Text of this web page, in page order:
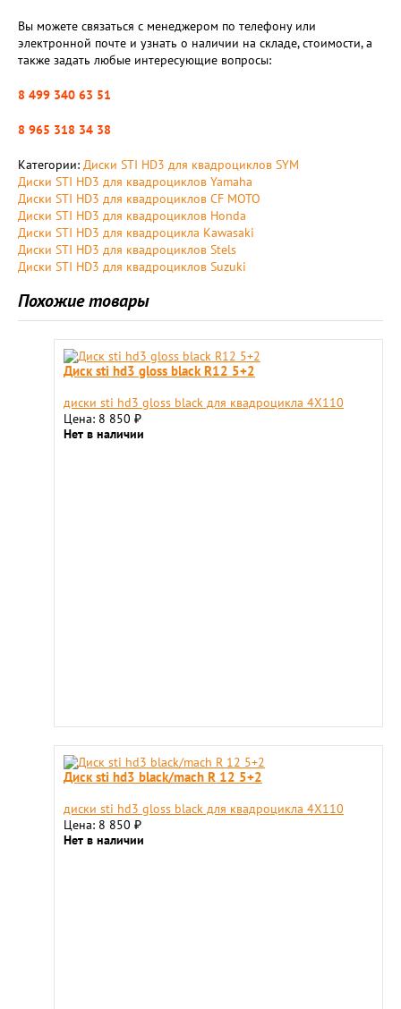
Вы можете связаться с менеджером по телефону или
электронной почте и узнать о наличии на складе, стоимости, а
также задать любые интересующие вопросы:
8 499 340 63 51
8 965 318 34 38
Категории: Диски STI HD3 для квадроциклов SYM
Диски STI HD3 для квадроциклов Yamaha
Диски STI HD3 для квадроциклов CF MOTO
Диски STI HD3 для квадроциклов Honda
Диски STI HD3 для квадроцикла Kawasaki
Диски STI HD3 для квадроциклов Stels
Диски STI HD3 для квадроциклов Suzuki
Похожие товары
Диск sti hd3 gloss black R12 5+2
диски sti hd3 gloss black для квадроцикла 4X110
Цена: 8 850 ₽
Нет в наличии
Диск sti hd3 black/mach R 12 5+2
диски sti hd3 gloss black для квадроцикла 4X110
Цена: 8 850 ₽
Нет в наличии